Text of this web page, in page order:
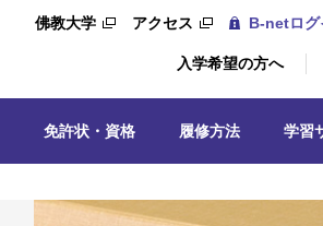
入学希望の方へ
佛教大学 アクセス B-netログ
免許状・資格 履修方法 学習